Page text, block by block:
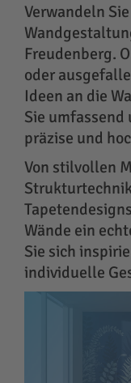
Verwandeln
Freudenberg.
oder
Ideen an die
Sie
präzise und
Von stilvollen
Wände ein
Sie sich
individuelle